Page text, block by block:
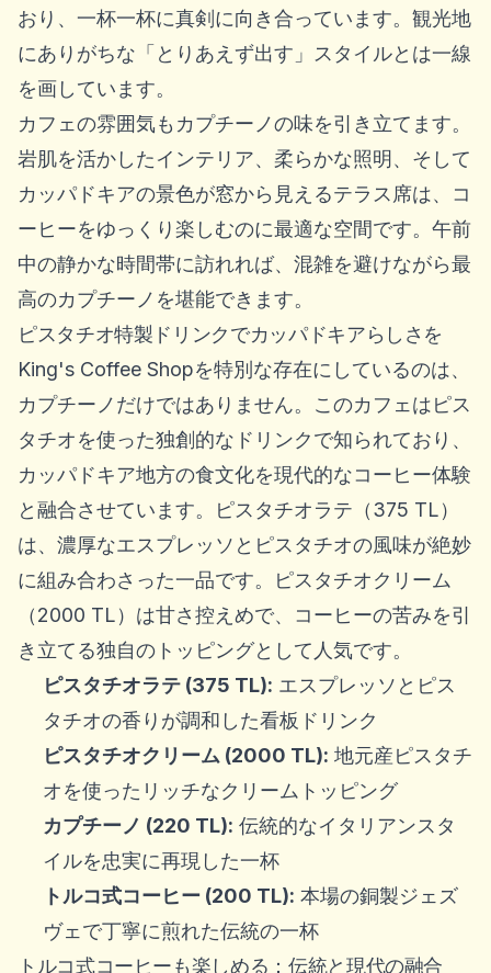
おり、一杯一杯に真剣に向き合っています。観光地
にありがちな「とりあえず出す」スタイルとは一線
を画しています。
カフェの雰囲気もカプチーノの味を引き立てます。
岩肌を活かしたインテリア、柔らかな照明、そして
カッパドキアの景色が窓から見えるテラス席は、コ
ーヒーをゆっくり楽しむのに最適な空間です。午前
中の静かな時間帯に訪れれば、混雑を避けながら最
高のカプチーノを堪能できます。
ピスタチオ特製ドリンクでカッパドキアらしさを
King's Coffee Shopを特別な存在にしているのは、
カプチーノだけではありません。このカフェはピス
タチオを使った独創的なドリンクで知られており、
カッパドキア地方の食文化を現代的なコーヒー体験
と融合させています。ピスタチオラテ（375 TL）
は、濃厚なエスプレッソとピスタチオの風味が絶妙
に組み合わさった一品です。ピスタチオクリーム
（2000 TL）は甘さ控えめで、コーヒーの苦みを引
き立てる独自のトッピングとして人気です。
ピスタチオラテ (375 TL): エスプレッソとピス
タチオの香りが調和した看板ドリンク
ピスタチオクリーム (2000 TL): 地元産ピスタチ
オを使ったリッチなクリームトッピング
カプチーノ (220 TL): 伝統的なイタリアンスタ
イルを忠実に再現した一杯
トルコ式コーヒー (200 TL): 本場の銅製ジェズ
ヴェで丁寧に煎れた伝統の一杯
トルコ式コーヒーも楽しめる：伝統と現代の融合